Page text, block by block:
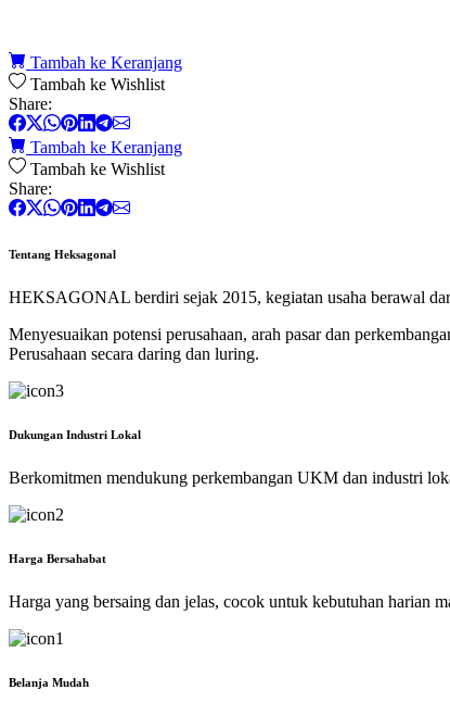
Tambah ke Keranjang
Tambah ke Wishlist
Share:
Tambah ke Keranjang
Tambah ke Wishlist
Share:
Tentang Heksagonal
HEKSAGONAL berdiri sejak 2015, kegiatan usaha berawal
Menyesuaikan potensi perusahaan, arah pasar dan
Perusahaan secara daring dan luring.
Dukungan Industri Lokal
Berkomitmen mendukung perkembangan UKM dan industri
Harga Bersahabat
Harga yang bersaing dan jelas, cocok untuk kebutuhan harian
Belanja Mudah